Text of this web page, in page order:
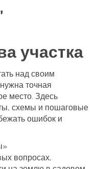
участка
над своим
точная
место. Здесь
схемы и пошаговые
ошибок и
вопросах,